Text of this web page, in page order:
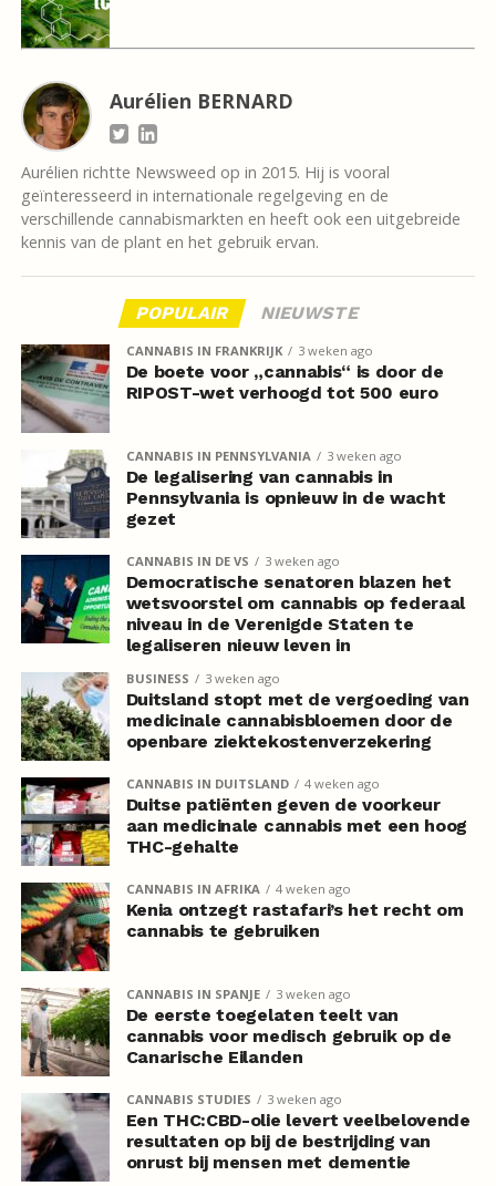
Aurélien BERNARD
Aurélien richtte Newsweed op in 2015. Hij is vooral
geïnteresseerd in internationale regelgeving en de
verschillende cannabismarkten en heeft ook een uitgebreide
kennis van de plant en het gebruik ervan.
POPULAIR NIEUWSTE
CANNABIS IN FRANKRIJK 3 weken ago
De boete voor „cannabis“ is door de
RIPOST-wet verhoogd tot 500 euro
CANNABIS IN PENNSYLVANIA 3 weken ago
De legalisering van cannabis in
Pennsylvania is opnieuw in de wacht
gezet
CANNABIS IN DE VS 3 weken ago
Democratische senatoren blazen het
wetsvoorstel om cannabis op federaal
niveau in de Verenigde Staten te
legaliseren nieuw leven in
BUSINESS 3 weken ago
Duitsland stopt met de vergoeding van
medicinale cannabisbloemen door de
openbare ziektekostenverzekering
CANNABIS IN DUITSLAND 4 weken ago
Duitse patiënten geven de voorkeur
aan medicinale cannabis met een hoog
THC-gehalte
CANNABIS IN AFRIKA 4 weken ago
Kenia ontzegt rastafari’s het recht om
cannabis te gebruiken
CANNABIS IN SPANJE 3 weken ago
De eerste toegelaten teelt van
cannabis voor medisch gebruik op de
Canarische Eilanden
CANNABIS STUDIES 3 weken ago
Een THC:CBD-olie levert veelbelovende
resultaten op bij de bestrijding van
onrust bij mensen met dementie